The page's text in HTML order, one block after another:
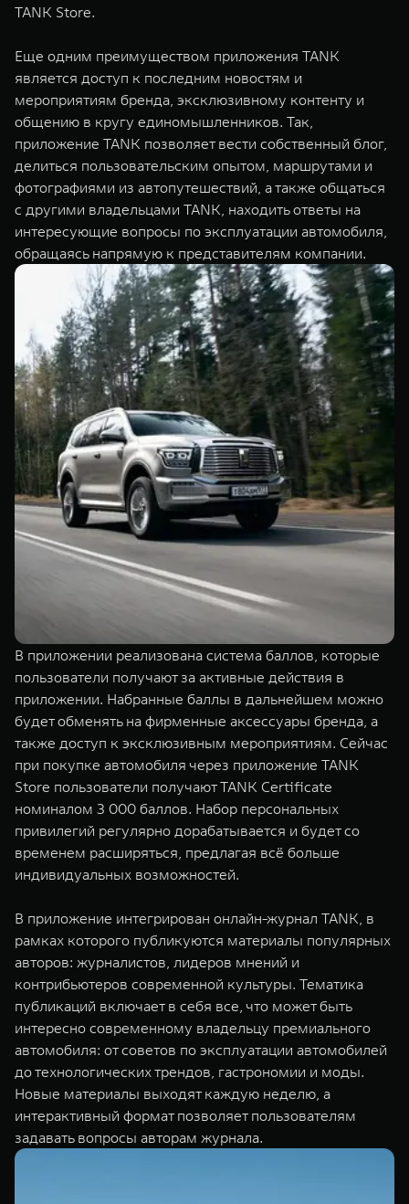
TANK Store.
Еще одним преимуществом приложения TANK
является доступ к последним новостям и
мероприятиям бренда, эксклюзивному контенту и
общению в кругу единомышленников. Так,
приложение TANK позволяет вести собственный блог,
делиться пользовательским опытом, маршрутами и
фотографиями из автопутешествий, а также общаться
с другими владельцами TANK, находить ответы на
интересующие вопросы по эксплуатации автомобиля,
обращаясь напрямую к представителям компании.
В приложении реализована система баллов, которые
пользователи получают за активные действия в
приложении. Набранные баллы в дальнейшем можно
будет обменять на фирменные аксессуары бренда, а
также доступ к эксклюзивным мероприятиям. Сейчас
при покупке автомобиля через приложение TANK
Store пользователи получают TANK Certificate
номиналом 3 000 баллов. Набор персональных
привилегий регулярно дорабатывается и будет со
временем расширяться, предлагая всё больше
индивидуальных возможностей.
В приложение интегрирован онлайн-журнал TANK, в
рамках которого публикуются материалы популярных
авторов: журналистов, лидеров мнений и
контрибьютеров современной культуры. Тематика
публикаций включает в себя все, что может быть
интересно современному владельцу премиального
автомобиля: от советов по эксплуатации автомобилей
до технологических трендов, гастрономии и моды.
Новые материалы выходят каждую неделю, а
интерактивный формат позволяет пользователям
задавать вопросы авторам журнала.